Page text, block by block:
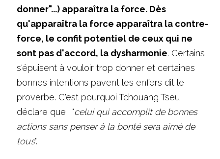
donner"...) apparaîtra la force. Dès
qu'apparaîtra la force apparaîtra la contre-
force, le confit potentiel de ceux qui ne
sont pas d'accord, la dysharmonie. Certains
s'épuisent à vouloir trop donner et certaines
bonnes intentions pavent les enfers dit le
proverbe. C'est pourquoi Tchouang Tseu
déclare que : "celui qui accomplit de bonnes
actions sans penser à la bonté sera aimé de
tous".